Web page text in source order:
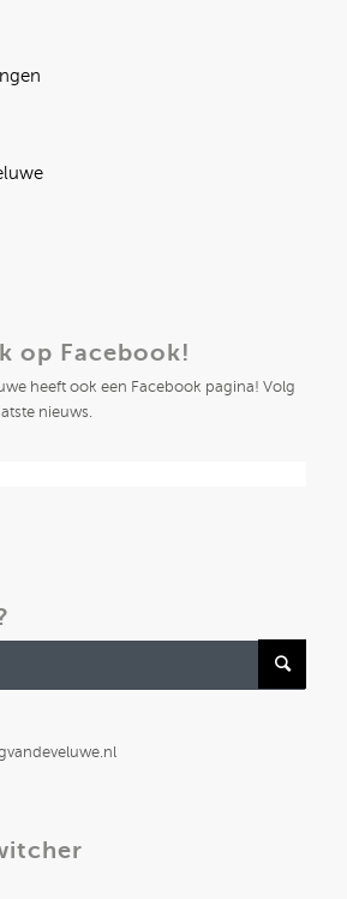
op Facebook!
heeft ook een Facebook pagina! Volg
nieuws.